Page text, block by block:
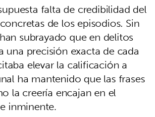
falta de credibilidad del
de los episodios. Sin
subrayado que en delitos
una precisión exacta de cada
elevar la calificación a
ha mantenido que las frases
la creería encajan en el
inminente.